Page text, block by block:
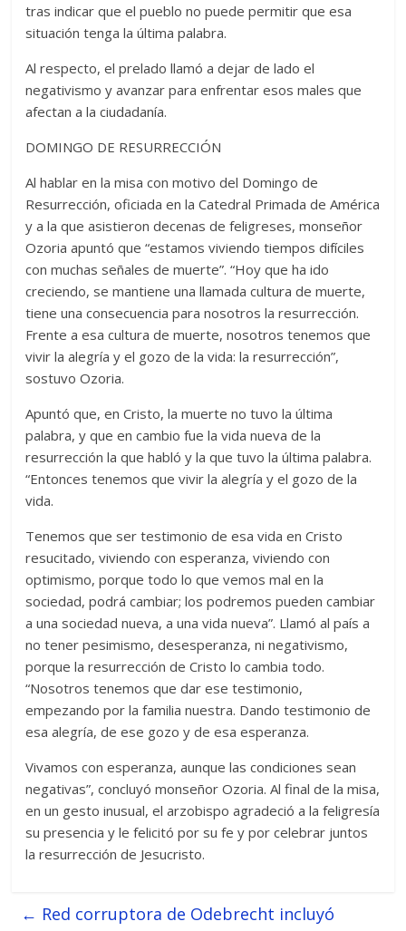
tras indicar que el pueblo no puede permitir que esa
situación tenga la última palabra.
Al respecto, el prelado llamó a dejar de lado el
negativismo y avanzar para enfrentar esos males que
afectan a la ciudadanía.
DOMINGO DE RESURRECCIÓN
Al hablar en la misa con motivo del Domingo de
Resurrección, oficiada en la Catedral Primada de América
y a la que asistieron decenas de feligreses, monseñor
Ozoria apuntó que “estamos viviendo tiempos difíciles
con muchas señales de muerte”. “Hoy que ha ido
creciendo, se mantiene una llamada cultura de muerte,
tiene una consecuencia para nosotros la resurrección.
Frente a esa cultura de muerte, nosotros tenemos que
vivir la alegría y el gozo de la vida: la resurrección”,
sostuvo Ozoria.
Apuntó que, en Cristo, la muerte no tuvo la última
palabra, y que en cambio fue la vida nueva de la
resurrección la que habló y la que tuvo la última palabra.
“Entonces tenemos que vivir la alegría y el gozo de la
vida.
Tenemos que ser testimonio de esa vida en Cristo
resucitado, viviendo con esperanza, viviendo con
optimismo, porque todo lo que vemos mal en la
sociedad, podrá cambiar; los podremos pueden cambiar
a una sociedad nueva, a una vida nueva”. Llamó al país a
no tener pesimismo, desesperanza, ni negativismo,
porque la resurrección de Cristo lo cambia todo.
“Nosotros tenemos que dar ese testimonio,
empezando por la familia nuestra. Dando testimonio de
esa alegría, de ese gozo y de esa esperanza.
Vivamos con esperanza, aunque las condiciones sean
negativas”, concluyó monseñor Ozoria. Al final de la misa,
en un gesto inusual, el arzobispo agradeció a la feligresía
su presencia y le felicitó por su fe y por celebrar juntos
la resurrección de Jesucristo.
← Red corruptora de Odebrecht incluyó